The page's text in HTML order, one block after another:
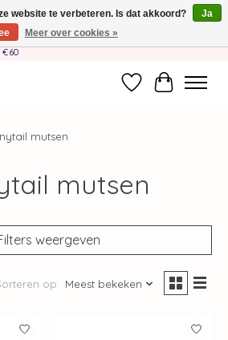
- Verzendkosten BE & NL SLECHTS
€60
Verlanglijst
mutsen
mutsen
weergeven
op Meest bekeken
website te verbeteren. Is dat akkoord?
Ja
Meer over cookies »